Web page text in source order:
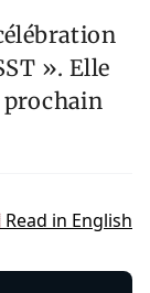
». Elle
prochain
in English